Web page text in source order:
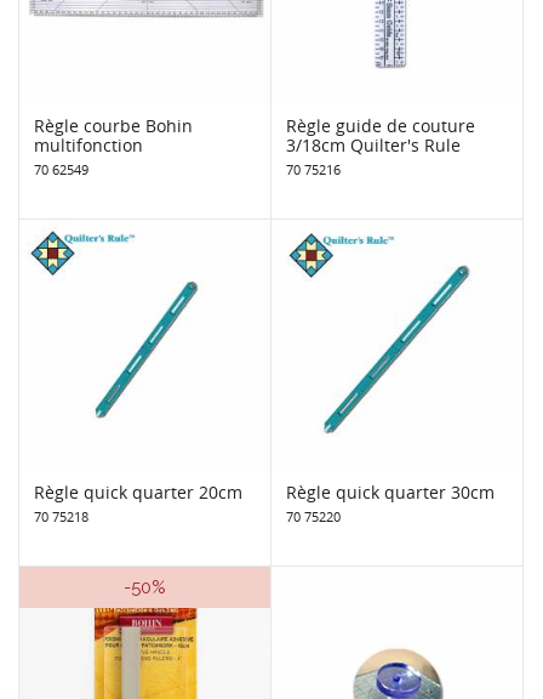
Règle courbe Bohin
multifonction
70 62549
Règle guide de couture
3/18cm Quilter's Rule
70 75216
Règle quick quarter 20cm
70 75218
Règle quick quarter 30cm
70 75220
-50%